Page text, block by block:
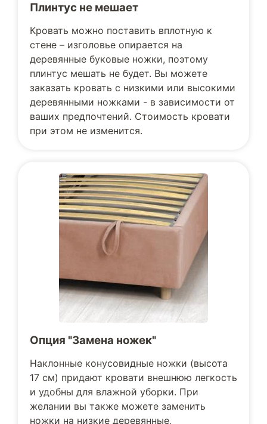
Плинтус не мешает
Кровать можно поставить вплотную к
стене – изголовье опирается на
деревянные буковые ножки, поэтому
плинтус мешать не будет. Вы можете
заказать кровать с низкими или высокими
деревянными ножками - в зависимости от
ваших предпочтений. Стоимость кровати
при этом не изменится.
Опция "Замена ножек"
Наклонные конусовидные ножки (высота
17 см) придают кровати внешнюю легкость
и удобны для влажной уборки. При
желании вы также можете заменить
ножки на низкие деревянные,